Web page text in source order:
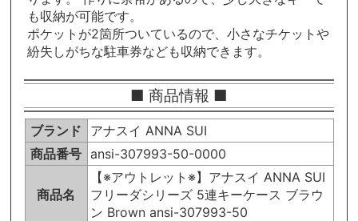
も収納が可能です。
ポケットが2箇所ついているので、小さなチケットや
紛失しがちな駐車券なども収納できます。
■ 商品情報 ■
ブランド
アナスイ ANNA SUI
商品番号 ansi-307993-50-0000
商品名
【※アウトレット※】アナスイ ANNA SUI
フリーダシリーズ 5連キーケース ブラウ
ン Brown ansi-307993-50